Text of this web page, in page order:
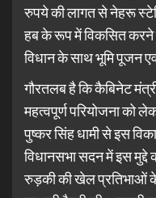
रुपये की लागत से नेहरू
हब के रूप में विकसित करने
विधान के साथ भूमि पूजन
गौरतलब है कि कैबिनेट
महत्वपूर्ण परियोजना को
पुष्कर सिंह धामी से इस
विधानसभा सदन में इस मुद्दे
रुड़की की खेल प्रतिभाओं